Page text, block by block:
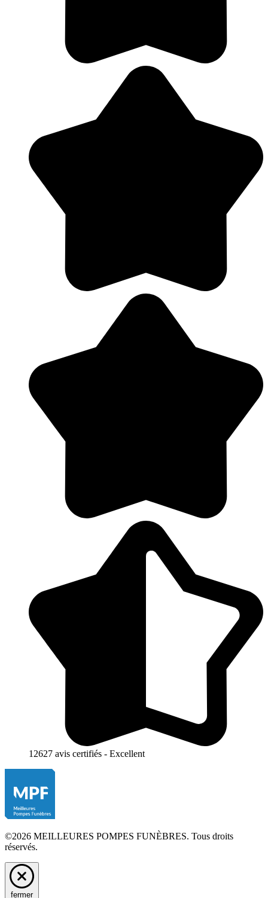
12627 avis certifiés - Excellent
©2026 MEILLEURES POMPES FUNÈBRES. Tous droits
réservés.
fermer